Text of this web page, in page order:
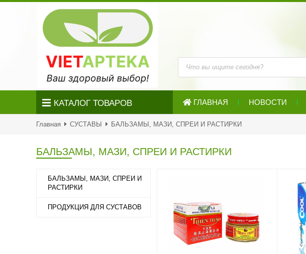
КАТАЛОГ ТОВАРОВ ГЛАВНАЯ НОВОСТИ
Главная СУСТАВЫ БАЛЬЗАМЫ, МАЗИ, СПРЕИ И РАСТИРКИ
БАЛЬЗАМЫ, МАЗИ, СПРЕИ И РАСТИРКИ
БАЛЬЗАМЫ, МАЗИ, СПРЕИ И
РАСТИРКИ
ПРОДУКЦИЯ ДЛЯ СУСТАВОВ